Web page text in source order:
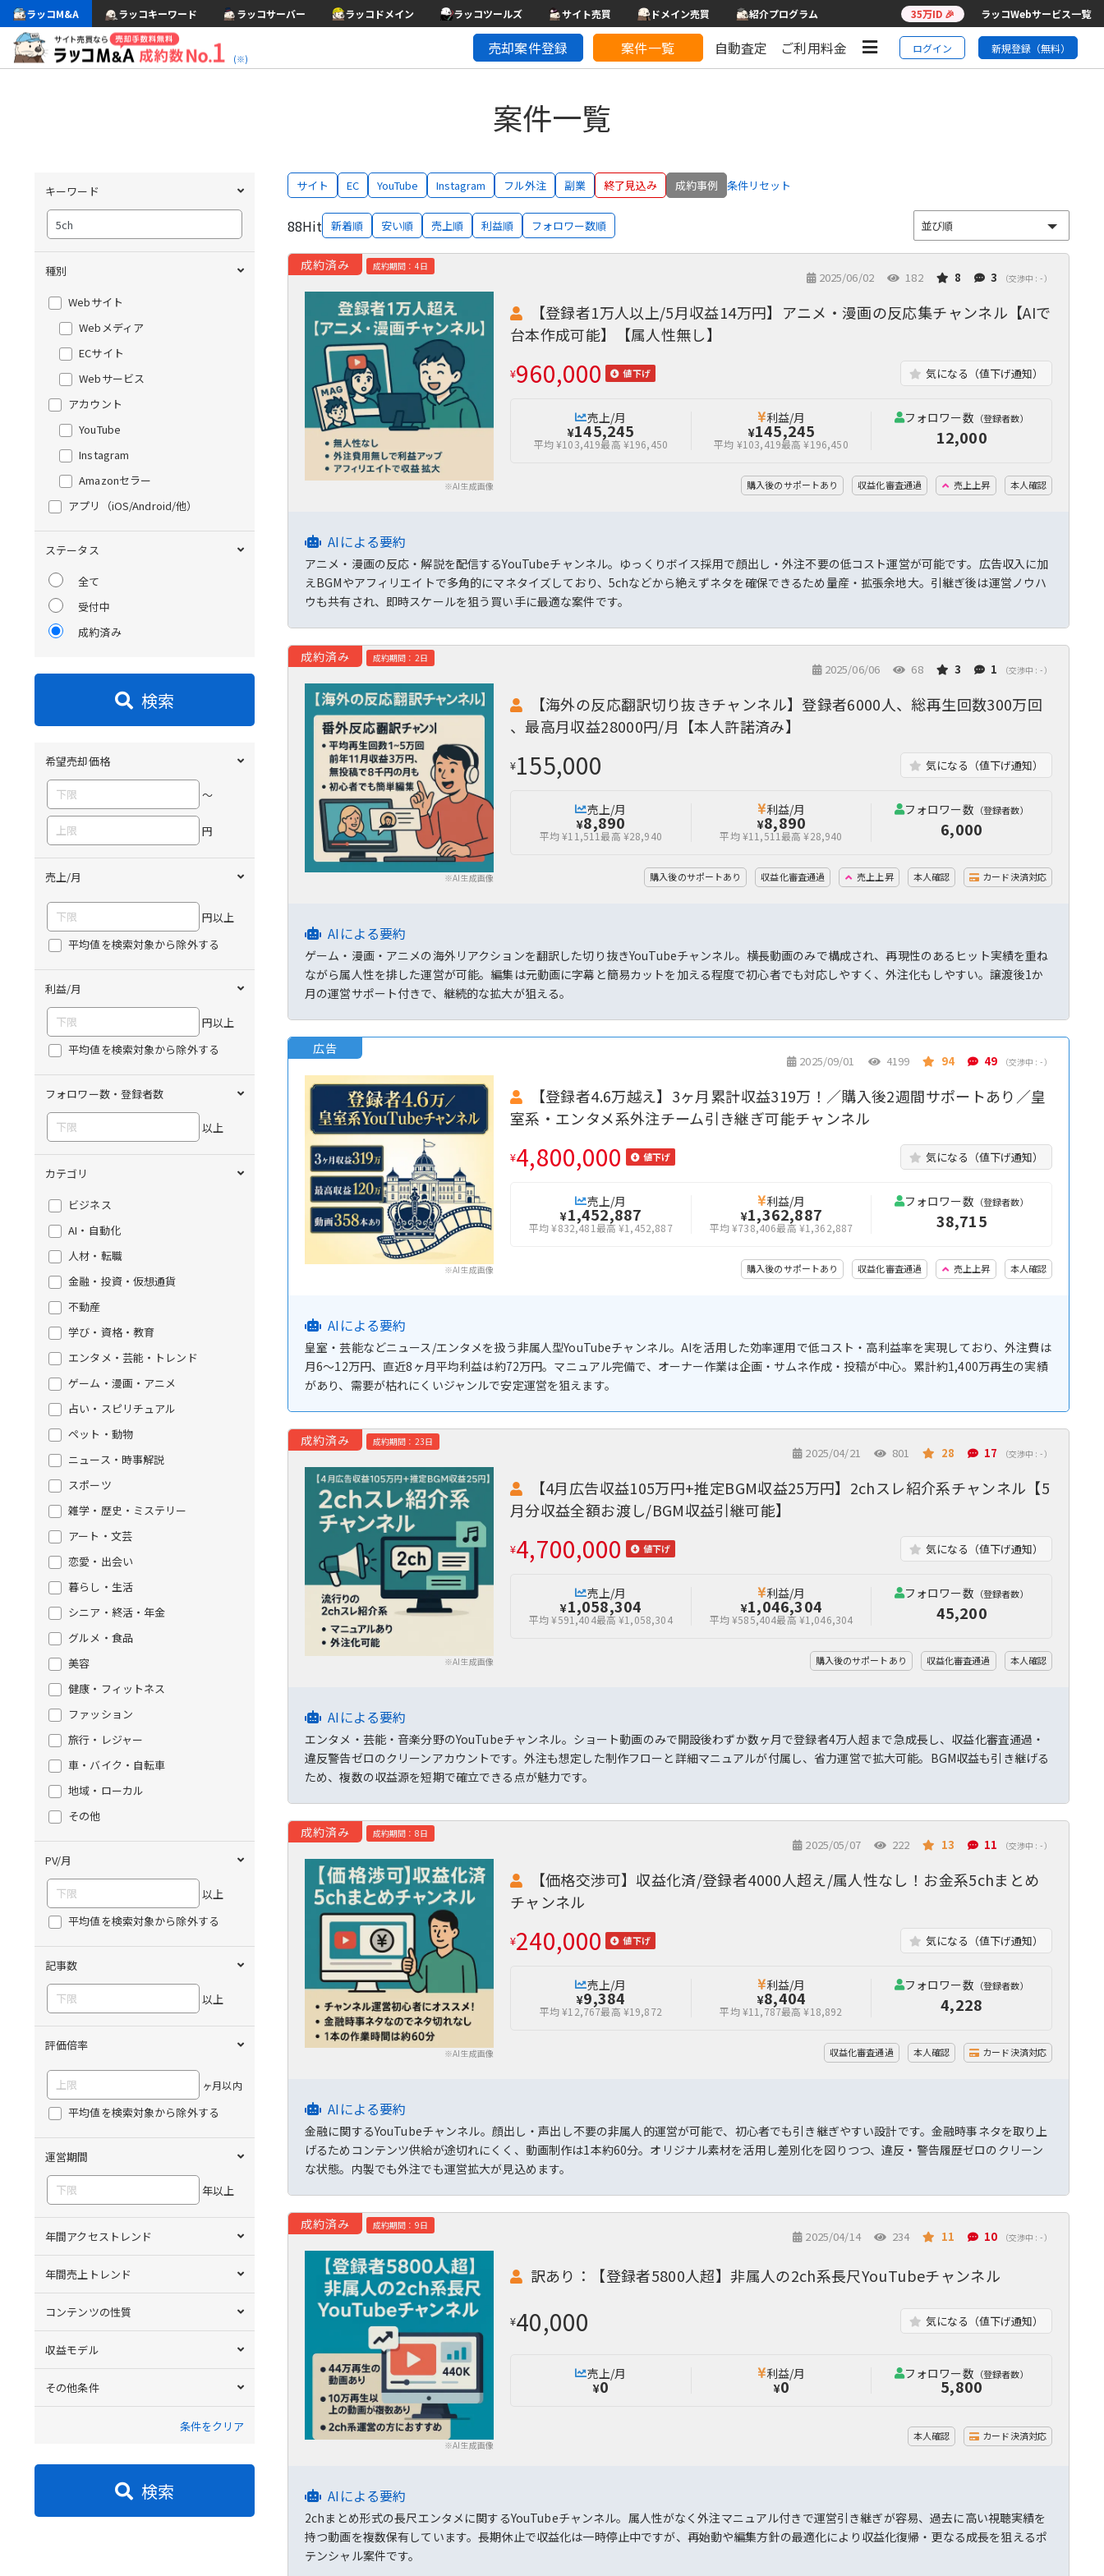
ラッコM&A ラッコキーワード ラッコサーバー ラッコドメイン ラッコツールズ サイト売買 ドメイン売買 紹介プログラム 35万ID 🎉 ラッコWebサービス一覧
(※)
売却案件登録 案件一覧 自動査定 ご利用料金 ログイン 新規登録（無料）
案件一覧
キーワード
種別
Webサイト
Webメディア
ECサイト
Webサービス
アカウント
YouTube
Instagram
Amazonセラー
アプリ
（iOS/Android/他）
ステータス
全て
受付中
成約済み
検索
希望売却価格
〜
円
売上/月
円以上
平均値を検索対象から除外する
利益/月
円以上
平均値を検索対象から除外する
フォロワー数・登録者数
以上
カテゴリ
ビジネス
AI・自動化
人材・転職
金融・投資・仮想通貨
不動産
学び・資格・教育
エンタメ・芸能・トレンド
ゲーム・漫画・アニメ
占い・スピリチュアル
ペット・動物
ニュース・時事解説
スポーツ
雑学・歴史・ミステリー
アート・文芸
恋愛・出会い
暮らし・生活
シニア・終活・年金
グルメ・食品
美容
健康・フィットネス
ファッション
旅行・レジャー
車・バイク・自転車
地域・ローカル
その他
PV/月
以上
平均値を検索対象から除外する
記事数
以上
評価倍率
ヶ月以内
平均値を検索対象から除外する
運営期間
年以上
年間アクセストレンド
年間売上トレンド
コンテンツの性質
収益モデル
その他条件
条件をクリア
検索
サイト EC YouTube Instagram フル外注 副業 終了見込み 成約事例 条件リセット
88Hit 新着順 安い順 売上順 利益順 フォロワー数順
成約済み 成約期間：4日
2025/06/02 182 8 3 （交渉中 : - ）
※AI生成画像
【登録者1万人以上/5月収益14万円】アニメ・漫画の反応集チャンネル【AIで
台本作成可能】【属人性無し】
¥960,000 値下げ 気になる（値下げ通知）
売上/月
¥145,245
平均 ¥103,419最高 ¥196,450
利益/月
¥145,245
平均 ¥103,419最高 ¥196,450
フォロワー数 （登録者数）
12,000
購入後のサポートあり 収益化審査通過 売上上昇 本人確認
AIによる要約
アニメ・漫画の反応・解説を配信するYouTubeチャンネル。ゆっくりボイス採用で顔出し・外注不要の低コスト運営が可能です。広告収入に加
えBGMやアフィリエイトで多角的にマネタイズしており、5chなどから絶えずネタを確保できるため量産・拡張余地大。引継ぎ後は運営ノウハ
ウも共有され、即時スケールを狙う買い手に最適な案件です。
成約済み 成約期間：2日
2025/06/06 68 3 1 （交渉中 : - ）
※AI生成画像
【海外の反応翻訳切り抜きチャンネル】登録者6000人、総再生回数300万回
、最高月収益28000円/月【本人許諾済み】
¥155,000 気になる（値下げ通知）
売上/月
¥8,890
平均 ¥11,511 最高 ¥28,940
利益/月
¥8,890
平均 ¥11,511 最高 ¥28,940
フォロワー数 （登録者数）
6,000
購入後のサポートあり 収益化審査通過 売上上昇 本人確認 カード決済対応
AIによる要約
ゲーム・漫画・アニメの海外リアクションを翻訳した切り抜きYouTubeチャンネル。横長動画のみで構成され、再現性のあるヒット実績を重ね
ながら属人性を排した運営が可能。編集は元動画に字幕と簡易カットを加える程度で初心者でも対応しやすく、外注化もしやすい。譲渡後1か
月の運営サポート付きで、継続的な拡大が狙える。
広告
2025/09/01 4199 94 49 （交渉中 : - ）
※AI生成画像
【登録者4.6万越え】3ヶ月累計収益319万！／購入後2週間サポートあり／皇
室系・エンタメ系外注チーム引き継ぎ可能チャンネル
¥4,800,000 値下げ 気になる（値下げ通知）
売上/月
¥1,452,887
平均 ¥832,481 最高 ¥1,452,887
利益/月
¥1,362,887
平均 ¥738,406最高 ¥1,362,887
フォロワー数 （登録者数）
38,715
購入後のサポートあり 収益化審査通過 売上上昇 本人確認
AIによる要約
皇室・芸能などニュース/エンタメを扱う非属人型YouTubeチャンネル。AIを活用した効率運用で低コスト・高利益率を実現しており、外注費は
月6〜12万円、直近8ヶ月平均利益は約72万円。マニュアル完備で、オーナー作業は企画・サムネ作成・投稿が中心。累計約1,400万再生の実績
があり、需要が枯れにくいジャンルで安定運営を狙えます。
成約済み 成約期間：23日
2025/04/21 801 28 17 （交渉中 : - ）
※AI生成画像
【4月広告収益105万円+推定BGM収益25万円】2chスレ紹介系チャンネル【5
月分収益全額お渡し/BGM収益引継可能】
¥4,700,000 値下げ 気になる（値下げ通知）
売上/月
¥1,058,304
平均 ¥591,404最高 ¥1,058,304
利益/月
¥1,046,304
平均 ¥585,404最高 ¥1,046,304
フォロワー数 （登録者数）
45,200
購入後のサポートあり 収益化審査通過 本人確認
AIによる要約
エンタメ・芸能・音楽分野のYouTubeチャンネル。ショート動画のみで開設後わずか数ヶ月で登録者4万人超まで急成長し、収益化審査通過・
違反警告ゼロのクリーンアカウントです。外注も想定した制作フローと詳細マニュアルが付属し、省力運営で拡大可能。BGM収益も引き継げる
ため、複数の収益源を短期で確立できる点が魅力です。
成約済み 成約期間：8日
2025/05/07 222 13 11 （交渉中 : - ）
※AI生成画像
【価格交渉可】収益化済/登録者4000人超え/属人性なし！お金系5chまとめ
チャンネル
¥240,000 値下げ 気になる（値下げ通知）
売上/月
¥9,384
平均 ¥12,767最高 ¥19,872
利益/月
¥8,404
平均 ¥11,787最高 ¥18,892
フォロワー数 （登録者数）
4,228
収益化審査通過 本人確認 カード決済対応
AIによる要約
金融に関するYouTubeチャンネル。顔出し・声出し不要の非属人的運営が可能で、初心者でも引き継ぎやすい設計です。金融時事ネタを取り上
げるためコンテンツ供給が途切れにくく、動画制作は1本約60分。オリジナル素材を活用し差別化を図りつつ、違反・警告履歴ゼロのクリーン
な状態。内製でも外注でも運営拡大が見込めます。
成約済み 成約期間：9日
2025/04/14 234 11 10 （交渉中 : - ）
※AI生成画像
訳あり：【登録者5800人超】非属人の2ch系長尺YouTubeチャンネル
¥40,000 気になる（値下げ通知）
売上/月
¥0
利益/月
¥0
フォロワー数 （登録者数）
5,800
本人確認 カード決済対応
AIによる要約
2chまとめ形式の長尺エンタメに関するYouTubeチャンネル。属人性がなく外注マニュアル付きで運営引き継ぎが容易、過去に高い視聴実績を
持つ動画を複数保有しています。長期休止で収益化は一時停止中ですが、再始動や編集方針の最適化により収益化復帰・更なる成長を狙えるポ
テンシャル案件です。